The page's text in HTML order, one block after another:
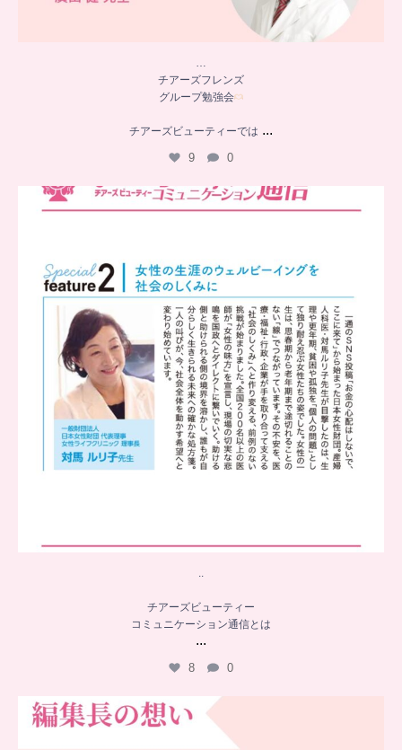
…
チアーズフレンズ
グループ勉強会
チアーズビューティーでは ...
9 0
..
8
..
チアーズビューティー
コミュニケーション通信とは
...
8 0
チアーズビューティー誕生秘話